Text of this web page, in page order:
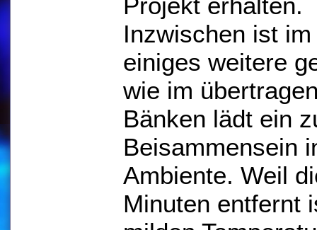
Inzwischen ist
einiges weitere
wie im
Bänken lädt ein
Beisammensein
Ambiente. Weil
Minuten entfernt